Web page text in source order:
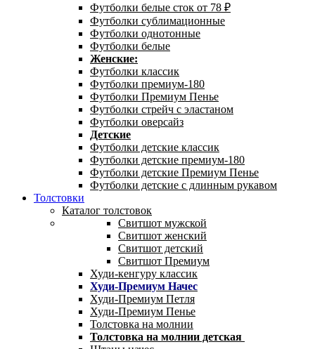
Футболки белые сток от 78 ₽
Футболки сублимационные
Футболки однотонные
Футболки белые
Женские:
Футболки классик
Футболки премиум-180
Футболки Премиум Пенье
Футболки стрейч с эластаном
Футболки оверсайз
Детские
Футболки детские классик
Футболки детские премиум-180
Футболки детские Премиум Пенье
Футболки детские с длинным рукавом
Толстовки
Каталог толстовок
Свитшот мужской
Свитшот женский
Свитшот детский
Свитшот Премиум
Худи-кенгуру классик
Худи-Премиум Начес
Худи-Премиум Петля
Худи-Премиум Пенье
Толстовка на молнии
Толстовка на молнии детская